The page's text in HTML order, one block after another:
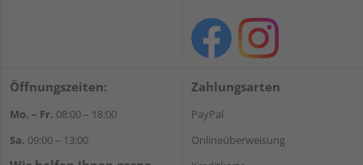
Öffnungszeiten:
Mo. – Fr. 08:00 – 18:00
Sa. 09:00 – 13:00
Zahlungsarten
PayPal
Onlineüberweisung